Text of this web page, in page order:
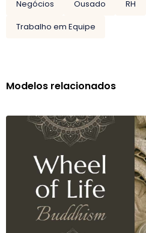
Negócios
Ousado RH
Trabalho em Equipe
Modelos relacionados